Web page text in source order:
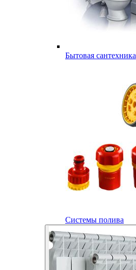
Бытовая сантехника
Системы полива